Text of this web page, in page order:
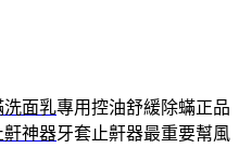
洗面乳專用控油舒緩除蟎正品
鼾神器牙套止鼾器最重要幫風